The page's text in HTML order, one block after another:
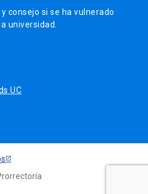
consejo si se ha vulnerado
universidad.
UC